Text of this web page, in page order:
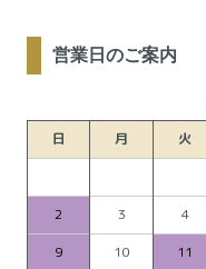
営業日のご案内
日 月 火
2
3 4
9
10 11